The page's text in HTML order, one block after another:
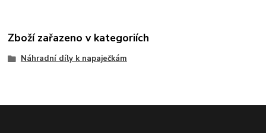
Zboží zařazeno v kategoriích
Náhradní díly k napaječkám